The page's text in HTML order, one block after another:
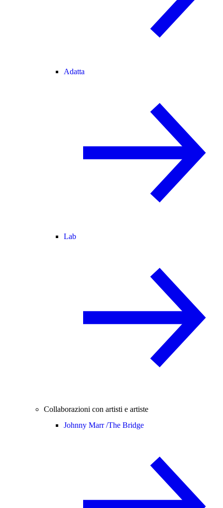
Adatta
Lab
Collaborazioni con artisti e artiste
Johnny Marr /The Bridge